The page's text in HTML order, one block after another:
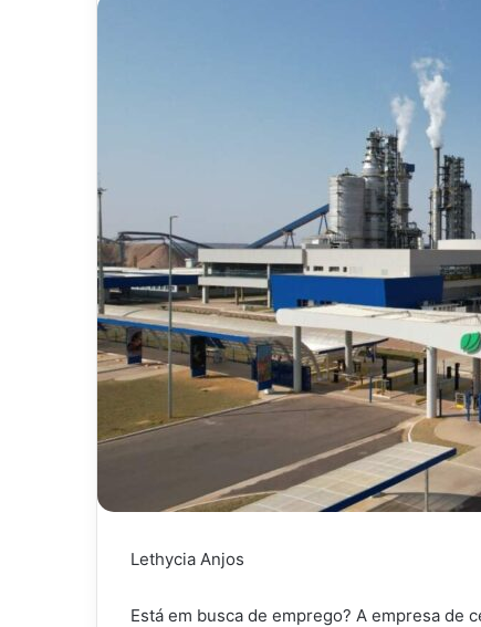
Lethycia Anjos
Está em busca de emprego? A empresa de